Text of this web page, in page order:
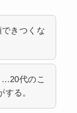
きつくな
代のこ
る。